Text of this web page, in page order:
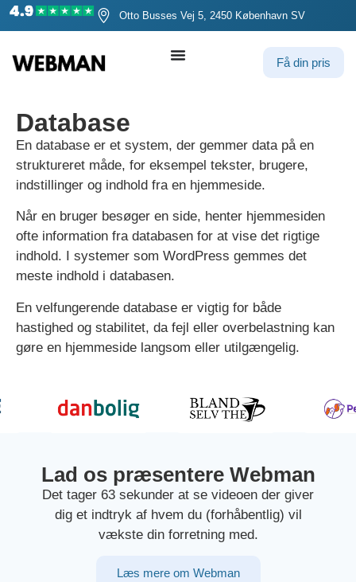
Otto Busses Vej 5, 2450 København SV
Få din pris
Database
En database er et system, der gemmer data på en
struktureret måde, for eksempel tekster, brugere,
indstillinger og indhold fra en hjemmeside.
Når en bruger besøger en side, henter hjemmesiden
ofte information fra databasen for at vise det rigtige
indhold. I systemer som WordPress gemmes det
meste indhold i databasen.
En velfungerende database er vigtig for både
hastighed og stabilitet, da fejl eller overbelastning kan
gøre en hjemmeside langsom eller utilgængelig.
Lad os præsentere Webman
Det tager 63 sekunder at se videoen der giver
dig et indtryk af hvem du (forhåbentlig) vil
vækste din forretning med.
Læs mere om Webman